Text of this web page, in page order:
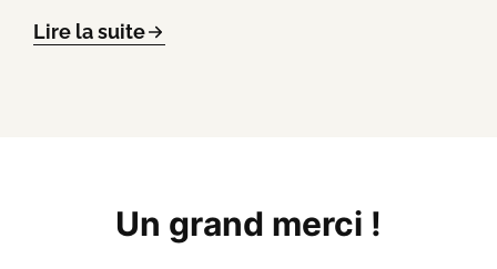
Lire la suite
Un grand merci !